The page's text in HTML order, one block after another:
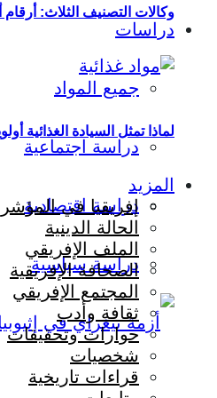
دراسات
جميع المواد
دراسة اجتماعية
دراسة اقتصادية
دراسة سياسية
وكالات التصنيف الثلاث:
لماذا تمثل السيادة الغذائية
المزيد
إفريقيا في
الحالة الدينية
الملف الإفريقي
الصحافة الإفريقية
المجتمع الإفريقي
ثقافة وأدب
حوارات وتحقيقات
شخصيات
قراءات تاريخية